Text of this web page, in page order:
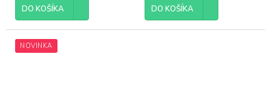
DO KOŠÍKA DO KOŠÍKA
NOVINKA